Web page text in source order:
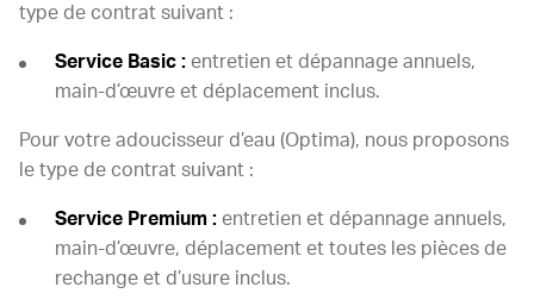
type de contrat suivant :
Service Basic : entretien et dépannage annuels,
main-d’œuvre et déplacement inclus.
Pour votre adoucisseur d’eau (Optima), nous proposons
le type de contrat suivant :
Service Premium : entretien et dépannage annuels,
main-d’œuvre, déplacement et toutes les pièces de
rechange et d’usure inclus.